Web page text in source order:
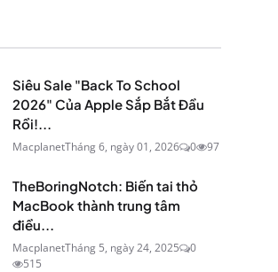
Siêu Sale "Back To School
2026" Của Apple Sắp Bắt Đầu
Rồi!...
MacplanetTháng 6, ngày 01, 2026 0 97
TheBoringNotch: Biến tai thỏ
MacBook thành trung tâm
điều...
MacplanetTháng 5, ngày 24, 2025
0
515